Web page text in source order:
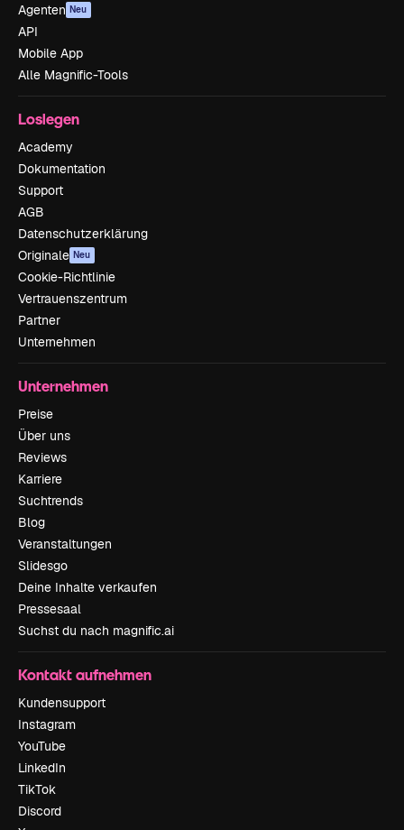
Agenten Neu
API
Mobile App
Alle Magnific-Tools
Loslegen
Academy
Dokumentation
Support
AGB
Datenschutzerklärung
Originale Neu
Cookie-Richtlinie
Vertrauenszentrum
Partner
Unternehmen
Unternehmen
Preise
Über uns
Reviews
Karriere
Suchtrends
Blog
Veranstaltungen
Slidesgo
Deine Inhalte verkaufen
Pressesaal
Suchst du nach magnific.ai
Kontakt aufnehmen
Kundensupport
Instagram
YouTube
LinkedIn
TikTok
Discord